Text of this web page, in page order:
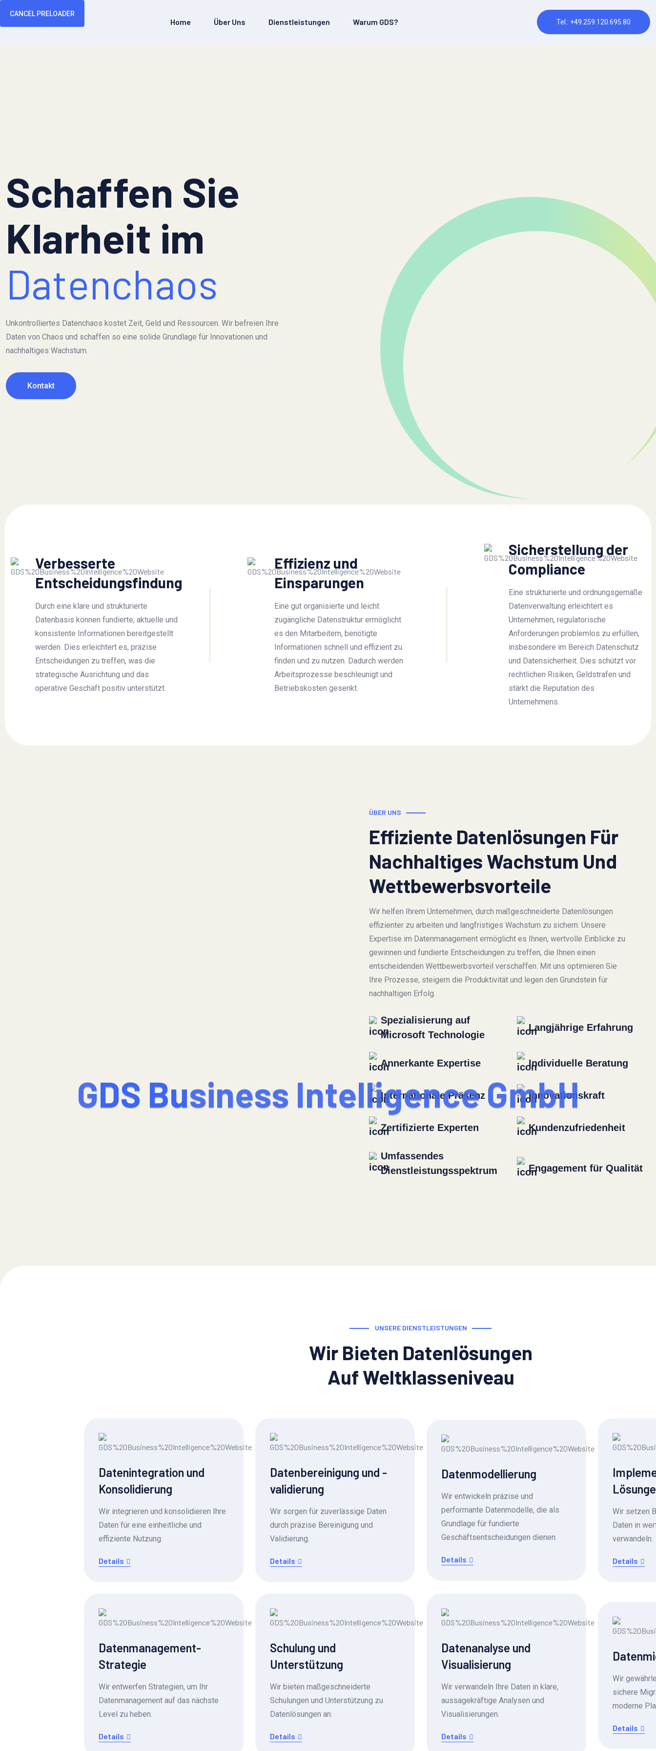
CANCEL PRELOADER
GDS Business Intelligence GmbH
Home Über Uns Dienstleistungen Warum GDS? Tel.: +49.259.120.695.80
Schaffen Sie
Klarheit im
Datenchaos
Unkontrolliertes Datenchaos kostet Zeit, Geld und Ressourcen. Wir befreien Ihre
Daten von Chaos und schaffen so eine solide Grundlage für Innovationen und
nachhaltiges Wachstum.
Kontakt
Verbesserte
Entscheidungsfindung
Durch eine klare und strukturierte
Datenbasis können fundierte, aktuelle und
konsistente Informationen bereitgestellt
werden. Dies erleichtert es, präzise
Entscheidungen zu treffen, was die
strategische Ausrichtung und das
operative Geschäft positiv unterstützt.
Effizienz und
Einsparungen
Eine gut organisierte und leicht
zugängliche Datenstruktur ermöglicht
es den Mitarbeitern, benötigte
Informationen schnell und effizient zu
finden und zu nutzen. Dadurch werden
Arbeitsprozesse beschleunigt und
Betriebskosten gesenkt.
Sicherstellung der
Compliance
Eine strukturierte und ordnungsgemäße
Datenverwaltung erleichtert es
Unternehmen, regulatorische
Anforderungen problemlos zu erfüllen,
insbesondere im Bereich Datenschutz
und Datensicherheit. Dies schützt vor
rechtlichen Risiken, Geldstrafen und
stärkt die Reputation des
Unternehmens.
ÜBER UNS
Effiziente Datenlösungen Für
Nachhaltiges Wachstum Und
Wettbewerbsvorteile
Wir helfen Ihrem Unternehmen, durch maßgeschneiderte Datenlösungen
effizienter zu arbeiten und langfristiges Wachstum zu sichern. Unsere
Expertise im Datenmanagement ermöglicht es Ihnen, wertvolle Einblicke zu
gewinnen und fundierte Entscheidungen zu treffen, die Ihnen einen
entscheidenden Wettbewerbsvorteil verschaffen. Mit uns optimieren Sie
Ihre Prozesse, steigern die Produktivität und legen den Grundstein für
nachhaltigen Erfolg.
Spezialisierung auf
Microsoft Technologie
Langjährige Erfahrung
Annerkante Expertise Individuelle Beratung
Internationale Präsenz Innovationskraft
Zertifizierte Experten Kundenzufriedenheit
Umfassendes
Dienstleistungsspektrum
Engagement für Qualität
UNSERE DIENSTLEISTUNGEN
Wir Bieten Datenlösungen
Auf Weltklasseniveau
Datenintegration und
Konsolidierung
Wir integrieren und konsolidieren Ihre
Daten für eine einheitliche und
effiziente Nutzung.
Details
Datenbereinigung und -
validierung
Wir sorgen für zuverlässige Daten
durch präzise Bereinigung und
Validierung.
Details
Datenmodellierung
Wir entwickeln präzise und
performante Datenmodelle, die als
Grundlage für fundierte
Geschäftsentscheidungen dienen.
Details
Wir setzen
Daten in
verwandeln.
Details
Datenmanagement-
Strategie
Wir entwerfen Strategien, um Ihr
Datenmanagement auf das nächste
Level zu heben.
Details
Schulung und
Unterstützung
Wir bieten maßgeschneiderte
Schulungen und Unterstützung zu
Datenlösungen an.
Details
Datenanalyse und
Visualisierung
Wir verwandeln Ihre Daten in klare,
aussagekräftige Analysen und
Visualisierungen.
Details
Wir
sichere
moderne
Details